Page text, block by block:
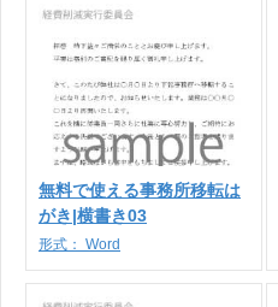
無料で使える事務所移転は
がき|横書き03
形式： Word